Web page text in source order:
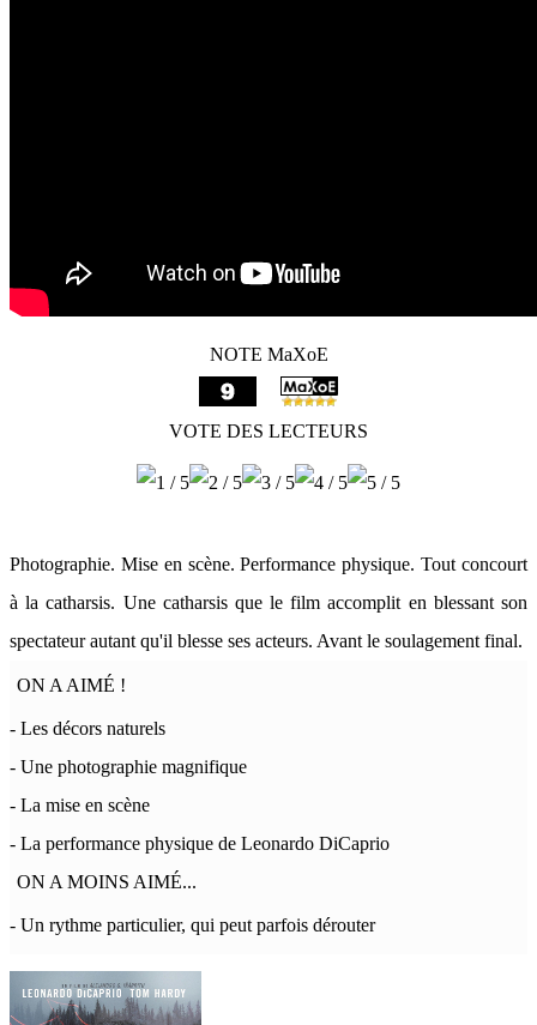
NOTE MaXoE
VOTE DES LECTEURS
Photographie. Mise en scène. Performance physique. Tout concourt
à la catharsis. Une catharsis que le film accomplit en blessant son
spectateur autant qu'il blesse ses acteurs. Avant le soulagement final.
ON A AIMÉ !
- Les décors naturels
- Une photographie magnifique
- La mise en scène
- La performance physique de Leonardo DiCaprio
ON A MOINS AIMÉ...
- Un rythme particulier, qui peut parfois dérouter